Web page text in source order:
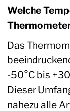
Welche
Das
-50°C bis
Dieser
nahezu alle